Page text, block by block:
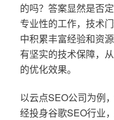
的吗？答案显然是否
专业性的工作，技术
中积累丰富经验和资
有坚实的技术保障，
的优化效果。
以云点SEO公司为例
经投身谷歌SEO行业